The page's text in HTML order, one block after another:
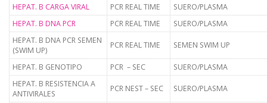
HEPAT. B CARGA VIRAL PCR REAL TIME
SUERO/PLASMA
HEPAT. B DNA PCR
PCR REAL TIME
SUERO/PLASMA
HEPAT. B DNA PCR SEMEN
(SWIM UP)
PCR REAL TIME SEMEN SWIM UP
HEPAT. B GENOTIPO PCR – SEC
SUERO/PLASMA
HEPAT. B RESISTENCIA A
ANTIVIRALES
PCR NEST – SEC SUERO/PLASMA